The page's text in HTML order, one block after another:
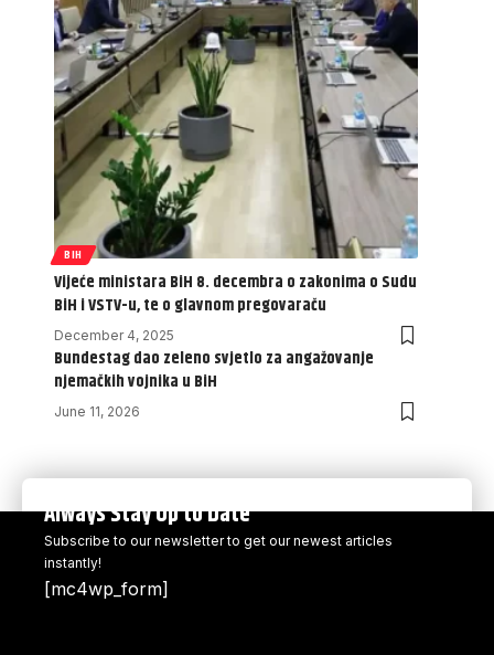
BIH
Vijeće ministara BiH 8. decembra o zakonima o Sudu
BiH i VSTV-u, te o glavnom pregovaraču
December 4, 2025
Bundestag dao zeleno svjetlo za angažovanje
njemačkih vojnika u BiH
June 11, 2026
Always Stay Up to Date
Subscribe to our newsletter to get our newest articles
instantly!
[mc4wp_form]